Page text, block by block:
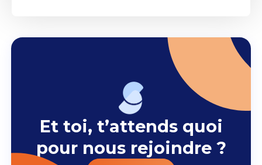
Et toi, t’attends quoi
pour nous rejoindre ?